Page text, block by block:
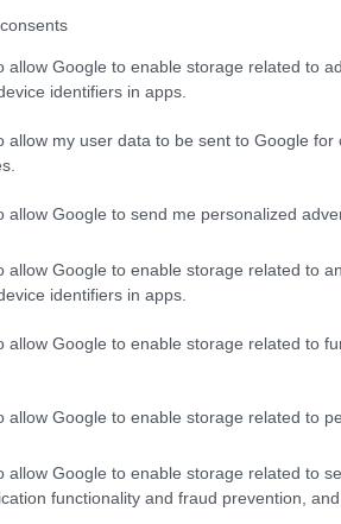
allow Google to enable storage related to
identifiers in apps.
allow my user data to be sent to Google for
allow Google to send me personalized
allow Google to enable storage related to
identifiers in apps.
allow Google to enable storage related to
allow Google to enable storage related to
allow Google to enable storage related to
functionality and fraud prevention,
árak
LEGO, van
játszik: